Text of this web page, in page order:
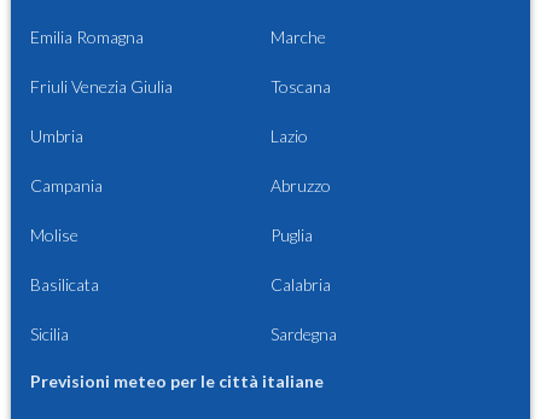
Emilia Romagna Marche
Friuli Venezia Giulia Toscana
Umbria Lazio
Campania Abruzzo
Molise Puglia
Basilicata Calabria
Sicilia Sardegna
Previsioni meteo per le città italiane